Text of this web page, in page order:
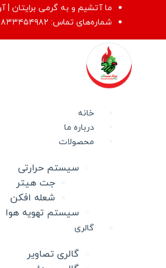
ما آتشیم و به گرمی برایتان |
شماره‌های تماس: ۰۲۸۳۳۴۵۴۹۸۲| 09120839184
خانه
درباره ما
محصولات
سیستم حرارتی
جت هیتر
شعله افکن
سیستم تهویه هوا
گالری
گالری تصاویر